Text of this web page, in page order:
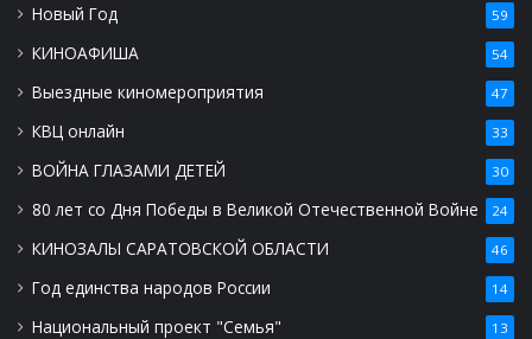
Новый Год 59
КИНОАФИША 54
Выездные киномероприятия 47
КВЦ онлайн 33
ВОЙНА ГЛАЗАМИ ДЕТЕЙ 30
80 лет со Дня Победы в Великой Отечественной Войне 24
КИНОЗАЛЫ САРАТОВСКОЙ ОБЛАСТИ 46
Год единства народов России 14
Национальный проект "Семья" 13